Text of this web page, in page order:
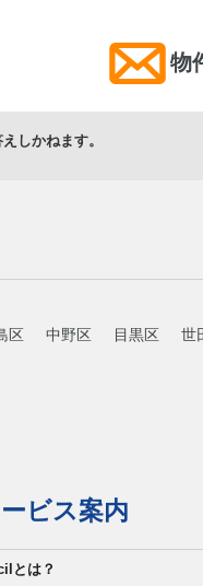
物
しかねます。
区 中野区 目黒区 世
ビス案内
とは？